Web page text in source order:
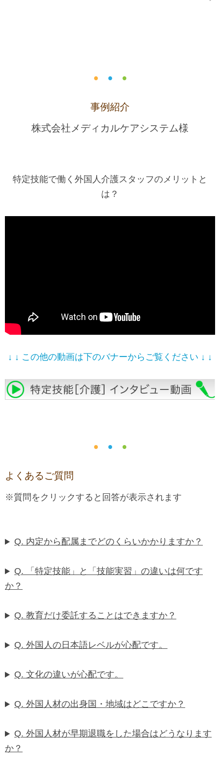
● ● ●
事例紹介
株式会社メディカルケアシステム様
特定技能で働く外国人介護スタッフのメリットと
は？
↓ ↓ この他の動画は下のバナーからご覧ください ↓ ↓
● ● ●
よくあるご質問
※質問をクリックすると回答が表示されます
Q. 内定から配属までどのくらいかかりますか？
Q. 「特定技能」と「技能実習」の違いは何です
か？
Q. 教育だけ委託することはできますか？
Q. 外国人の日本語レベルが心配です。
Q. 文化の違いが心配です。
Q. 外国人材の出身国・地域はどこですか？
Q. 外国人材が早期退職をした場合はどうなります
か？